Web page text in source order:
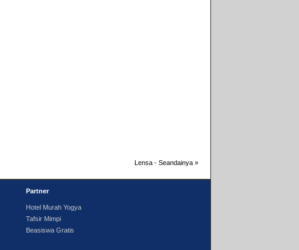
Lensa - Seandainya »
Partner
Hotel Murah Yogya
Tafsir Mimpi
Beasiswa Gratis